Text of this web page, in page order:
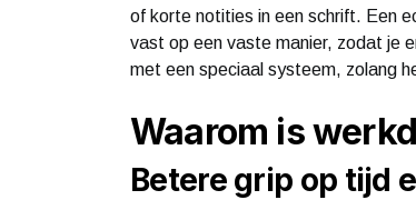
of korte notities in een schrift. Een
vast op een vaste manier, zodat je
met een speciaal systeem, zolang
Waarom is
Betere grip op tijd